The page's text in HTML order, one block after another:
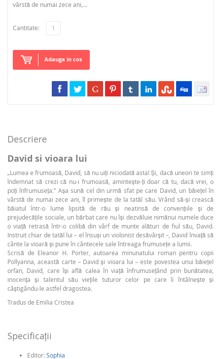
vârstă de numai zece ani,...
Cantitate:
Adauga in cos
Descriere
David si vioara lui
„Lumea e frumoasă, David, să nu uiți niciodată asta! Și, dacă uneori te simți
îndemnat să crezi că nu-i frumoasă, amintește‑ți doar că tu, dacă vrei, o
poți înfrumuseța.” Așa sună cel din urmă sfat pe care David, un băiețel în
vârstă de numai zece ani, îl primește de la tatăl său. Vrând să-și crească
băiatul într‑o lume lipsită de rău și neatinsă de convențiile și de
prejudecățile sociale, un bărbat care nu își dezvăluie nimănui numele duce
o viață retrasă într‑o colibă din vârf de munte alături de fiul său, David.
Instruit chiar de tatăl lui – el însuși un violonist desăvârșit –, David învață să
cânte la vioară și pune în cântecele sale întreaga frumusețe a lumii.
Scrisă de Eleanor H. Porter, autoarea minunatului roman pentru copii
Pollyanna, această carte – David și vioara lui – este povestea unui băiețel
orfan, David, care își află calea în viață înfrumusețând prin bunătatea,
inocența și talentul său viețile tuturor celor pe care îi întâlnește și
câștigându‑le astfel dragostea.
Tradus de Emilia Cristea
Specificaţii
Editor: Sophia